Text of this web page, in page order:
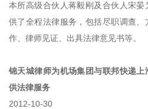
本所高级合伙人蒋毅刚及合伙人宋
供了全程法律服务，包括尽职调查、
作、律师见证、出具法律意见书等。
锦天城律师为机场集团与联邦快递
供法律服务
2012-10-30